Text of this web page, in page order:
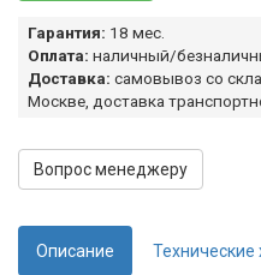
Гарантия: 18 мес.
Оплата: наличный/
Доставка: самовывоз со
Москве, доставка
Вопрос менеджеру
Описание Технические